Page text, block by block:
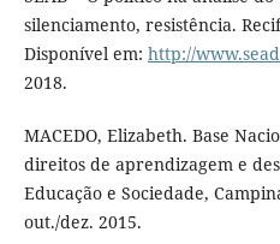
silenciamento, resistência.
Disponível em: http://
2018.
MACEDO, Elizabeth. Base
direitos de aprendizagem e
Educação e Sociedade,
out./dez. 2015.